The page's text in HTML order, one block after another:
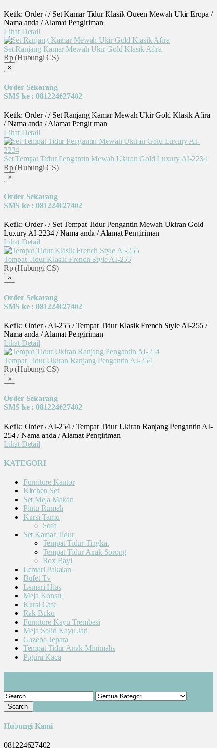
Ketik: Order / / Set Kamar Tidur Klasik Queen Mewah Ukir Eropa /
Nama anda / Alamat Pengiriman
Lihat Detail
Set Ranjang Kamar Mewah Ukir Gold Klasik Afira
Rp (Hubungi CS)
×
Order Sekarang
SMS ke : 081224627402
Ketik: Order / / Set Ranjang Kamar Mewah Ukir Gold Klasik Afira
/ Nama anda / Alamat Pengiriman
Lihat Detail
Set Tempat Tidur Pengantin Mewah Ukiran Gold Luxury AI-2234
Rp (Hubungi CS)
×
Order Sekarang
SMS ke : 081224627402
Ketik: Order / / Set Tempat Tidur Pengantin Mewah Ukiran Gold
Luxury AI-2234 / Nama anda / Alamat Pengiriman
Lihat Detail
Tempat Tidur Klasik French Style AI-255
Rp (Hubungi CS)
×
Order Sekarang
SMS ke : 081224627402
Ketik: Order / AI-255 / Tempat Tidur Klasik French Style AI-255 /
Nama anda / Alamat Pengiriman
Lihat Detail
Tempat Tidur Ukiran Ranjang Pengantin AI-254
Rp (Hubungi CS)
×
Order Sekarang
SMS ke : 081224627402
Ketik: Order / AI-254 / Tempat Tidur Ukiran Ranjang Pengantin AI-
254 / Nama anda / Alamat Pengiriman
Lihat Detail
KATEGORI
Furniture Kantor
Kitchen Set
Set Meja Makan
Pintu Rumah
Kursi Tamu
Sofa
Set Kamar Tidur
Tempat Tidur Tingkat
Tempat Tidur Anak Sorong
Box Bayi
Lemari Pakaian
Bufet Tv
Lemari Hias
Meja Konsul
Kursi Cafe
Rak Buku
Furniture Kayu Trembesi
Meja Solid Kayu Jati
Gazebo Jepara
Tempat Tidur Anak Minimalis
Pigura Kaca
Hubungi Kami
081224627402